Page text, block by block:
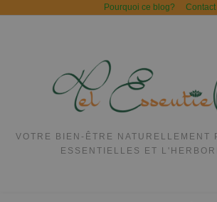
Pourquoi ce blog? Contact
VOTRE BIEN-ÊTRE NATURELLEMENT
ESSENTIELLES ET